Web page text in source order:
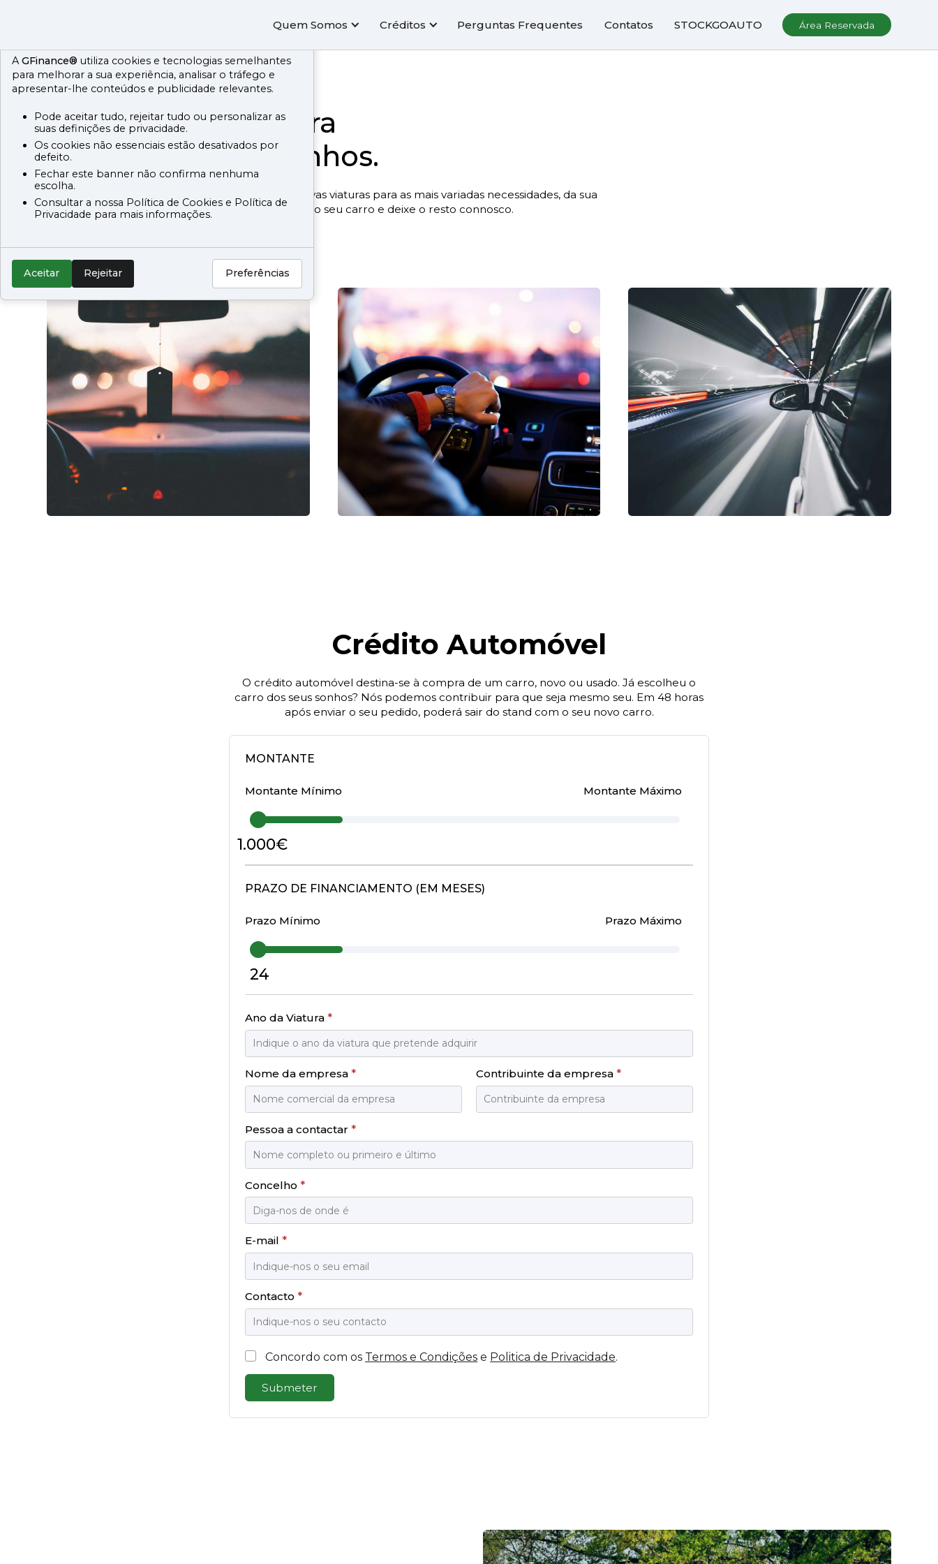
AGFinance® utiliza cookies e tecnologias semelhantes
para melhorar a sua experiência, analisar o tráfego e
apresentar-lhe conteúdos e publicidade relevantes.
Pode aceitar tudo, rejeitar tudo ou personalizar as
suas definições de privacidade.
Os cookies não essenciais estão desativados por
defeito.
Fechar este banner não confirma nenhuma
escolha.
Consultar a nossa Política de Cookies e Política de
Privacidade para mais informações.
Aceitar Rejeitar Preferências
Quem Somos Créditos Perguntas Frequentes Contatos STOCKGOAUTO Área Reservada
A escolha certa para
realizar os seus sonhos.
Com o nosso crédito automóvel pode adquirir novas viaturas para as mais variadas necessidades, da sua
empresa. Ter um carro é agora mais fácil. Escolha o seu carro e deixe o resto connosco.
Simular
Crédito Automóvel
O crédito automóvel destina-se à compra de um carro, novo ou usado. Já escolheu o
carro dos seus sonhos? Nós podemos contribuir para que seja mesmo seu. Em 48 horas
após enviar o seu pedido, poderá sair do stand com o seu novo carro.
MONTANTE
Montante Mínimo Montante Máximo
1.000€
PRAZO DE FINANCIAMENTO (EM MESES)
Prazo Mínimo Prazo Máximo
24
Ano da Viatura*
Nome da empresa* Contribuinte da empresa *
Pessoa a contactar*
Concelho*
E-mail*
Contacto*
Concordo com os Termos e Condições e Politica de Privacidade.